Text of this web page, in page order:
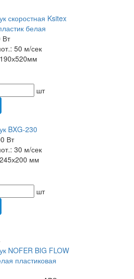
скоростная Ksitex
белая
Вт
50 м/сек
шт
BXG-230
Вт
30 м/сек
мм
шт
NOFER BIG FLOW
пластиковая